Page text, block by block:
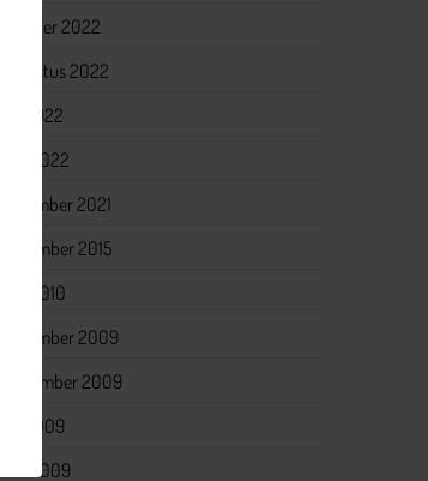
oktober 2022
augustus 2022
juli 2022
juni 2022
december 2021
november 2015
mei 2010
november 2009
september 2009
juli 2009
mei 2009